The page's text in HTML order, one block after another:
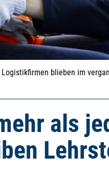
blieben im
als